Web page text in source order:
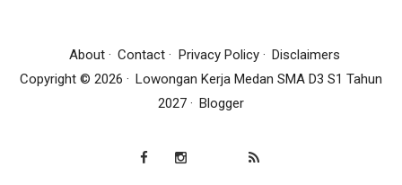
About Contact Privacy Policy
Disclaimers
Copyright © 2026
Lowongan Kerja Medan SMA D3 S1 Tahun
2027
Blogger